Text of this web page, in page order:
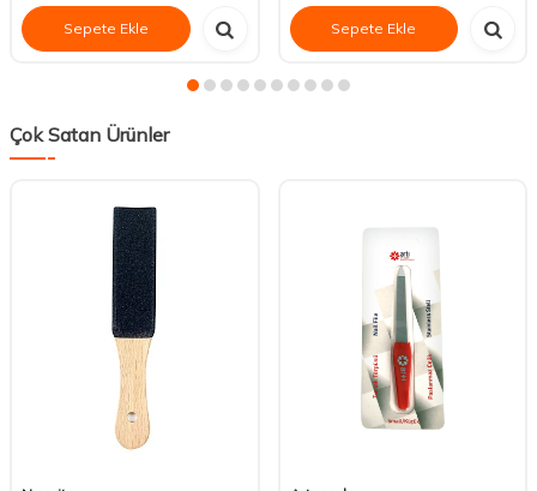
Sepete Ekle Sepete Ekle
Çok Satan Ürünler